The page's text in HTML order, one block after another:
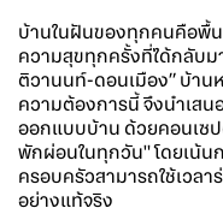
บ้านในฝันของทุกคนคือพื้น
ความสุขทุกครั้งที่ได้กลับม
ติวานนท์-ดอนเมือง” บ้าน
ความต้องการนี้ จึงนำเส
ออกแบบบ้าน ด้วยคอนเซ
พักผ่อนในทุกวัน" โดยเน้
ครอบครัวสามารถใช้เวล
อย่างแท้จริง